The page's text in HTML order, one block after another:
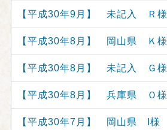
【平成30年9月】 未記入 Ｒ様
【平成30年8月】 岡山県 Ｋ様
【平成30年8月】 未記入 Ｇ様
【平成30年8月】 兵庫県 Ｏ様
【平成30年7月】 岡山県 I様